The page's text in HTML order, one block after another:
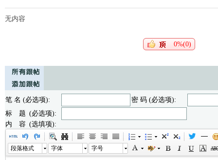
无内容
0%(0)
笔 名 (必选项):
密 码 (必选项):
标 题 (必选项):
内 容 (选填项):
段落格式 字体 字号